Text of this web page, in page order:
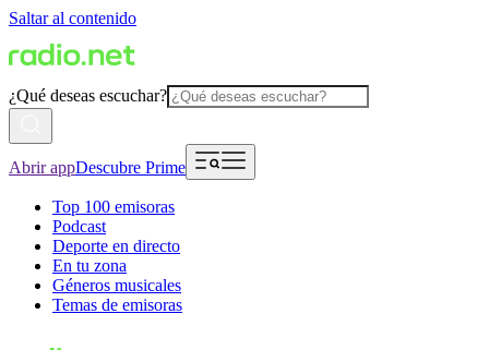
Saltar al contenido
¿Qué deseas escuchar?
Abrir appDescubre Prime
Top 100 emisoras
Podcast
Deporte en directo
En tu zona
Géneros musicales
Temas de emisoras